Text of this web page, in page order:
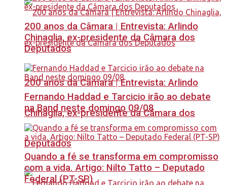
200 anos da Câmara | Entrevista: Arlindo
Chinaglia, ex-presidente da Câmara dos
Deputados
200 anos da Câmara | Entrevista: Arlindo
Chinaglia, ex-presidente da Câmara dos
Deputados
Fernando Haddad e Tarcicio irão ao debate
na Band neste domingo 09/08
Quando a fé se transforma em compromisso
com a vida. Artigo: Nilto Tatto – Deputado
Federal (PT-SP)